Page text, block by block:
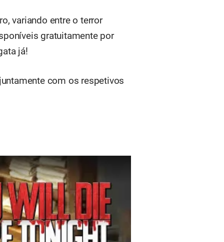
variando entre o terror
gratuitamente por
já!
com os respetivos